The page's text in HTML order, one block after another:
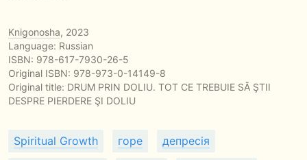
Knigonosha, 2023
Language: Russian
ISBN: 978-617-7930-26-5
Original ISBN: 978-973-0-14149-8
Original title: DRUM PRIN DOLIU. TOT CE TREBUIE SĂ ŞTII
DESPRE PIERDERE ŞI DOLIU
Spiritual Growth горе депресія